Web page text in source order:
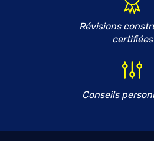
Révisions
certifiées
Conseils